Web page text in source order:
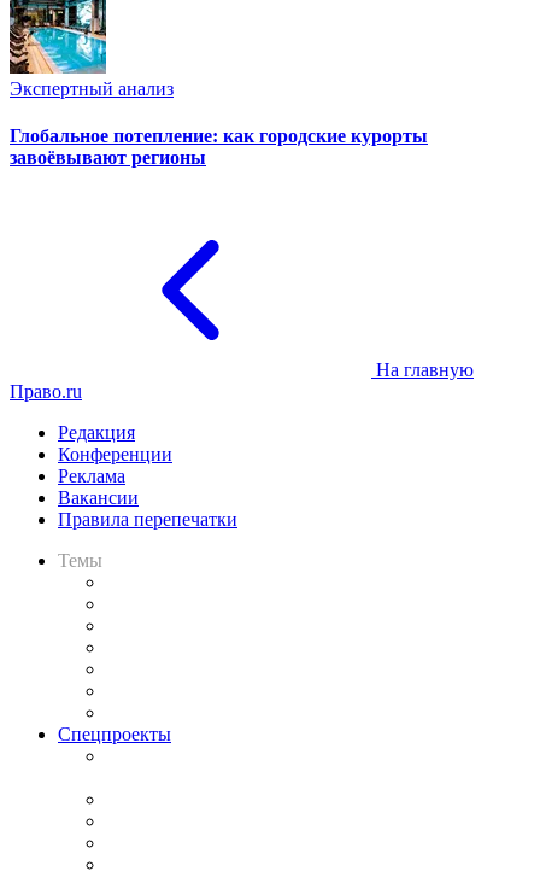
Экспертный анализ
Глобальное потепление: как городские курорты
завоёвывают регионы
На главную
Право.ru
Редакция
Конференции
Реклама
Вакансии
Правила перепечатки
Темы
Спецпроекты